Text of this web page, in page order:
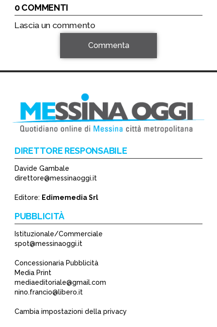
0 COMMENTI
Lascia un commento
*
Commenta
DIRETTORE RESPONSABILE
Davide Gambale
direttore@messinaoggi.it
Editore: Edimemedia Srl
PUBBLICITÀ
Istituzionale/Commerciale
spot@messinaoggi.it
Concessionaria Pubblicità
Media Print
mediaeditoriale@gmail.com
nino.francio@libero.it
Cambia impostazioni della privacy